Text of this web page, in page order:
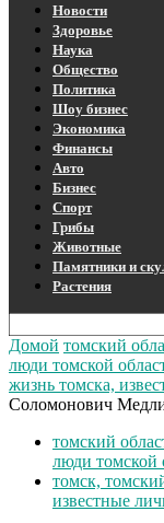
Новости
Здоровье
Наука
Общество
Политика
Шоу бизнес
Экономика
Финансы
Авто
Бизнес
Спорт
Грибы
Животные
Памятники и
Растения
Домой томский
люди томской
жизнь томска,
Соломонович
томский
люди томской
томск,
известные